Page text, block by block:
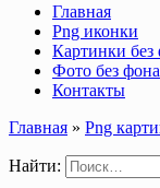
Главная
Png иконки
Картинки без
Фото без фона
Контакты
Главная » Png
Найти: